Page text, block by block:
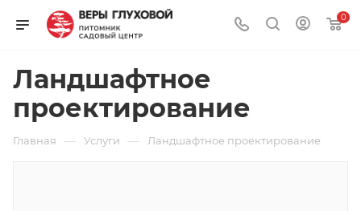
0
Ландшафтное
проектирование
Главная — Услуги — Ландшафтное проектирование